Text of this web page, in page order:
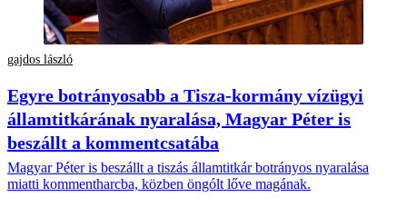
gajdos lászló
Egyre botrányosabb a Tisza-kormány vízügyi
államtitkárának nyaralása, Magyar Péter is
beszállt a kommentcsatába
Magyar Péter is beszállt a tiszás államtitkár botrányos nyaralása
miatti kommentharcba, közben öngólt lőve magának.